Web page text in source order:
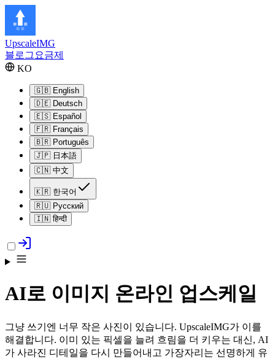
UpscaleIMG
블로그 요금제
KO
🇬🇧 English
🇩🇪 Deutsch
🇪🇸 Español
🇫🇷 Français
🇧🇷 Português
🇯🇵 日本語
🇨🇳 中文
🇰🇷 한국어
🇷🇺 Русский
🇮🇳 हिन्दी
AI로 이미지 온라인 업스케일
그냥 쓰기엔 너무 작은 사진이 있습니다. UpscaleIMG가 이를
해결합니다. 이미 있는 픽셀을 늘려 흐림을 더 키우는 대신, AI
가 사라진 디테일을 다시 만들어내고 가장자리는 선명하게 유